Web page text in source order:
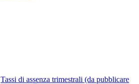
Tassi di assenza trimestrali (da pubblicare